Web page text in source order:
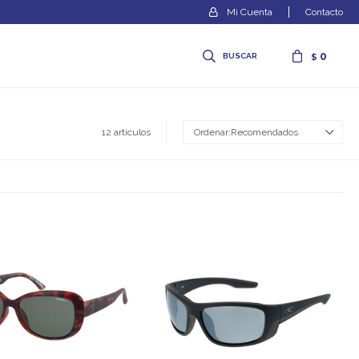
$ 0
Contacto
12 artículos Recomendados